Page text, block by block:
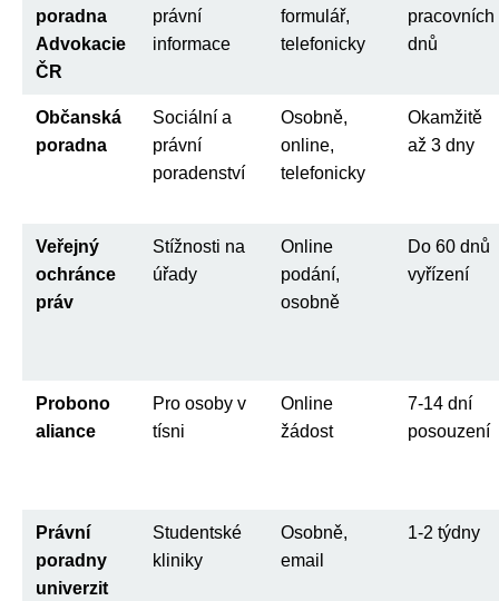
poradna
Advokacie
ČR
právní
informace
formulář,
telefonicky
pracovních
dnů
Občanská
poradna
Sociální a
právní
poradenství
Osobně,
online,
telefonicky
Okamžitě
až 3 dny
Veřejný
ochránce
práv
Stížnosti na
úřady
Online
podání,
osobně
Do 60 dnů
vyřízení
Probono
aliance
Pro osoby v
tísni
Online
žádost
7-14 dní
posouzení
Právní
poradny
univerzit
Studentské
kliniky
Osobně,
email
1-2 týdny